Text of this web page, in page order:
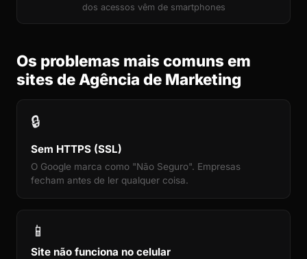
dos acessos vêm de smartphones
Os problemas mais comuns em
sites de Agência de Marketing
🔒
Sem HTTPS (SSL)
O Google marca como "Não Seguro". Empresas
fecham antes de ler qualquer coisa.
📱
Site não funciona no celular